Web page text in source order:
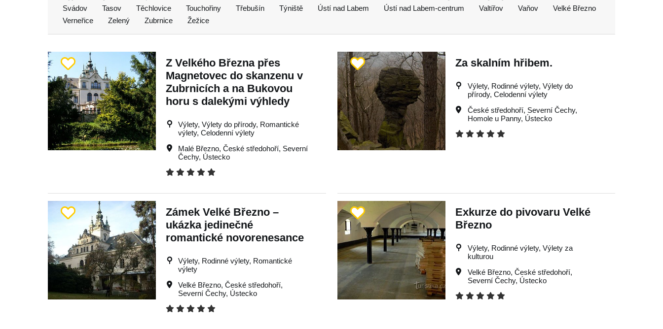
Svádov
Tasov Těchlovice Touchořiny Třebušín Týniště Ústí nad Labem Ústí nad Labem-centrum Valtířov Vaňov
Velké Březno
Verneřice
Zelený Zubrnice Žežice
Z Velkého Března přes
Magnetovec do skanzenu v
Zubrnicích a na Bukovou
horu s dalekými výhledy
Výlety, Výlety do přírody, Romantické
výlety, Celodenní výlety
Malé Březno,České středohoří, Severní
Čechy, Ústecko
Za skalním hřibem.
Výlety, Rodinné výlety, Výlety do
přírody, Celodenní výlety
České středohoří, Severní Čechy,
Homole u Panny, Ústecko
Zámek Velké Březno –
ukázka jedinečné
romantické novorenesance
Výlety, Rodinné výlety, Romantické
výlety
Velké Březno,České středohoří,
Severní Čechy, Ústecko
Exkurze do pivovaru Velké
Březno
Výlety, Rodinné výlety, Výlety za
kulturou
Velké Březno, České středohoří,
Severní Čechy, Ústecko